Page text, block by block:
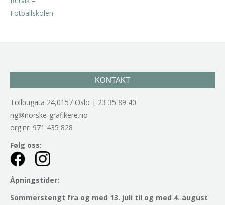
KONTAKT
Tollbugata 24,0157 Oslo | 23 35 89 40
ng@norske-grafikere.no
org.nr. 971 435 828
Følg oss:
Åpningstider:
Sommerstengt fra og med 13. juli til og med 4. august